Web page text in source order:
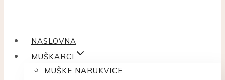
NASLOVNA
MUŠKARCI
MUŠKE NARUKVICE